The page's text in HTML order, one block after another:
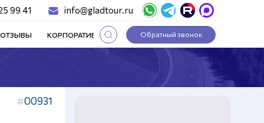
99 41 info@gladtour.ru
ОТЗЫВЫ КОРПОРАТИВНЫЕ ТУРЫ СТАТЬИ
Обратный звонок
00931